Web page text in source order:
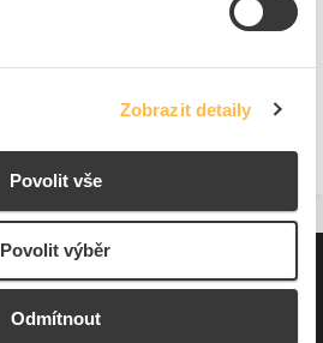
Zobrazit detaily
Povolit vše
Povolit výběr
Odmítnout